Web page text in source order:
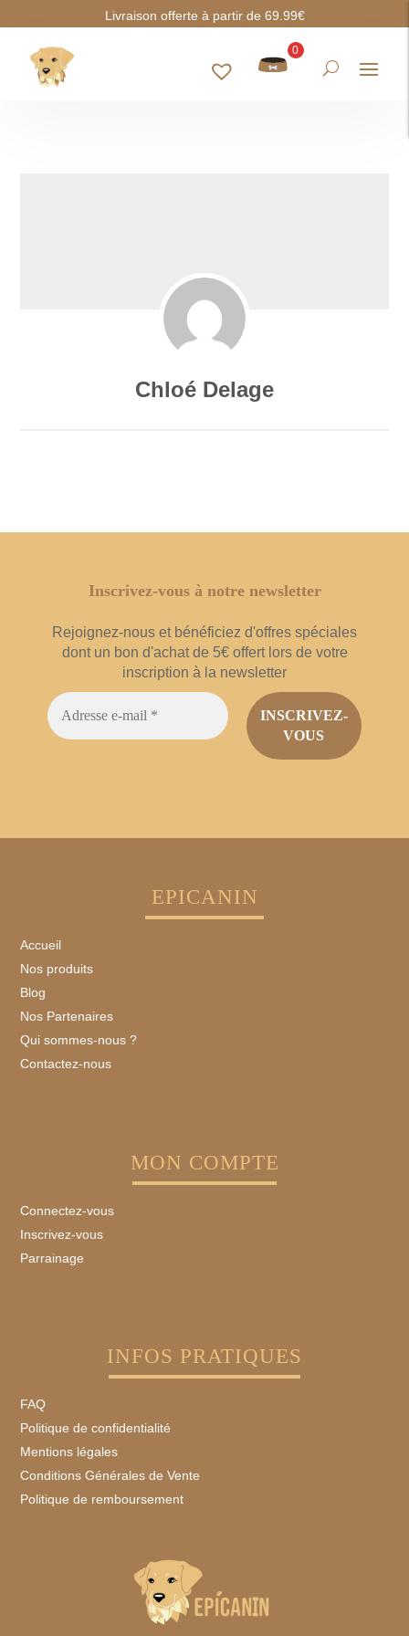
Livraison offerte à partir de 69.99€
0
Chloé Delage
Inscrivez-vous à notre newsletter
Rejoignez-nous et bénéficiez d'offres spéciales
dont un bon d'achat de 5€ offert lors de votre
inscription à la newsletter
EPICANIN
Accueil
Nos produits
Blog
Nos Partenaires
Qui sommes-nous ?
Contactez-nous
MON COMPTE
Connectez-vous
Inscrivez-vous
Parrainage
INFOS PRATIQUES
FAQ
Politique de confidentialité
Mentions légales
Conditions Générales de Vente
Politique de remboursement